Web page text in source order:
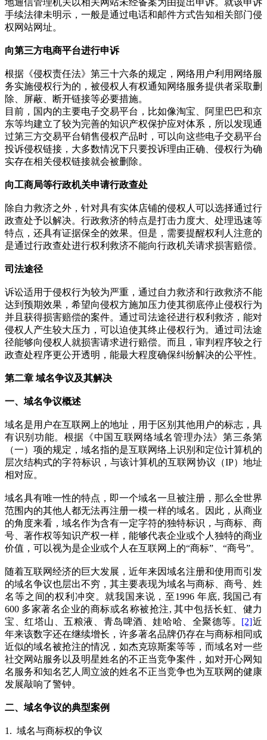
地通信管理机关以相关网站未经备案为由提出申诉。就该申诉
手续法律未明示，一般是通过电话和邮件方式告知相关部门侵
权网站网址。
向第三方电商平台进行申诉
根据《侵权责任法》第三十六条的规定，网络用户利用网络服
务实施侵权行为的，被侵权人有权通知网络服务提供者采取删
除、屏蔽、断开链接等必要措施。
目前，国内的主要电子交易平台，比如像淘宝、阿里巴巴和京
东等均建立了较为完善的知识产权保护应对体系，所以发现通
过第三方交易平台销售侵权产品时，可以向这些电子交易平台
投诉侵权链接，大多数情况下只要投诉理由正确、侵权行为确
实存在相关侵权链接就会被删除。
向工商局等行政机关申请行政查处
除自力救济之外，针对具有实体店铺的侵权人可以选择通过行
政查处予以解决。行政救济的特点是打击力度大、处理迅速等
特点，还具有证据保全的效果。但是，需要提醒权利人注意的
是通过行政查处进行权利救济不能向行政机关请求损害赔偿。
司法途径
诉讼适用于侵权行为较为严重，通过自力救济和行政救济不能
达到预期效果，希望向侵权方施加压力使其彻底停止侵权行为
并且获得损害赔偿的案件。通过司法途径进行权利救济，能对
侵权人产生较大压力，可以迫使其终止侵权行为。通过司法途
径能够向侵权人就损害请求进行赔偿。而且，审判程序较之行
政查处程序更公开透明，能最大程度确保纠纷解决的公平性。
第二章 域名争议及其解决
一、域名争议概述
域名是用户在互联网上的地址，用于区别其他用户的标志，具
有识别功能。根据《中国互联网络域名管理办法》第三条第
（一）项的规定，域名指的是互联网络上识别和定位计算机的
层次结构式的字符标识，与该计算机的互联网协议（IP）地址
相对应。
域名具有唯一性的特点，即一个域名一旦被注册，那么全世界
范围内的其他人都无法再注册一模一样的域名。因此，从商业
的角度来看，域名作为含有一定字符的独特标识，与商标、商
号、著作权等知识产权一样，能够代表企业或个人独特的商业
价值，可以视为是企业或个人在互联网上的“商标”、“商号”。
随着互联网经济的巨大发展，近年来因域名注册和使用而引发
的域名争议也层出不穷，其主要表现为域名与商标、商号、姓
名等之间的权利冲突。就我国来说，至1996 年底, 我国己有
600 多家著名企业的商标或名称被抢注, 其中包括长虹、健力
宝、红塔山、五粮液、青岛啤酒、娃哈哈、全聚德等。 [2]近
年来该数字还在继续增长，许多著名品牌仍存在与商标相同或
近似的域名被抢注的情况，如杰克琼斯案等等，而域名对一些
社交网站服务以及明星姓名的不正当竞争案件，如对开心网知
名服务和知名艺人周立波的姓名不正当竞争也为互联网的健康
发展敲响了警钟。
二、域名争议的典型案例
1. 域名与商标权的争议